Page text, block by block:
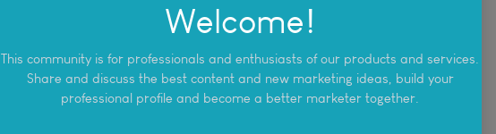
Welcome!
This community is for professionals and enthusiasts of our products and services.
Share and discuss the best content and new marketing ideas, build your
professional profile and become a better marketer together.